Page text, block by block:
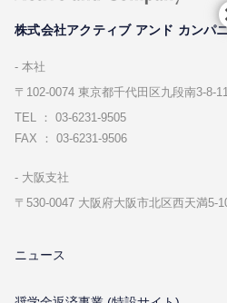
株式会社アクティブ アンド カンパ
本社
〒102-0074 東京都千代⽥区九段南3-8-
TEL ： 03-6231-9505
FAX ： 03-6231-9506
⼤阪⽀社
〒530-0047 ⼤阪府⼤阪市北区⻄天満5-
ニュース